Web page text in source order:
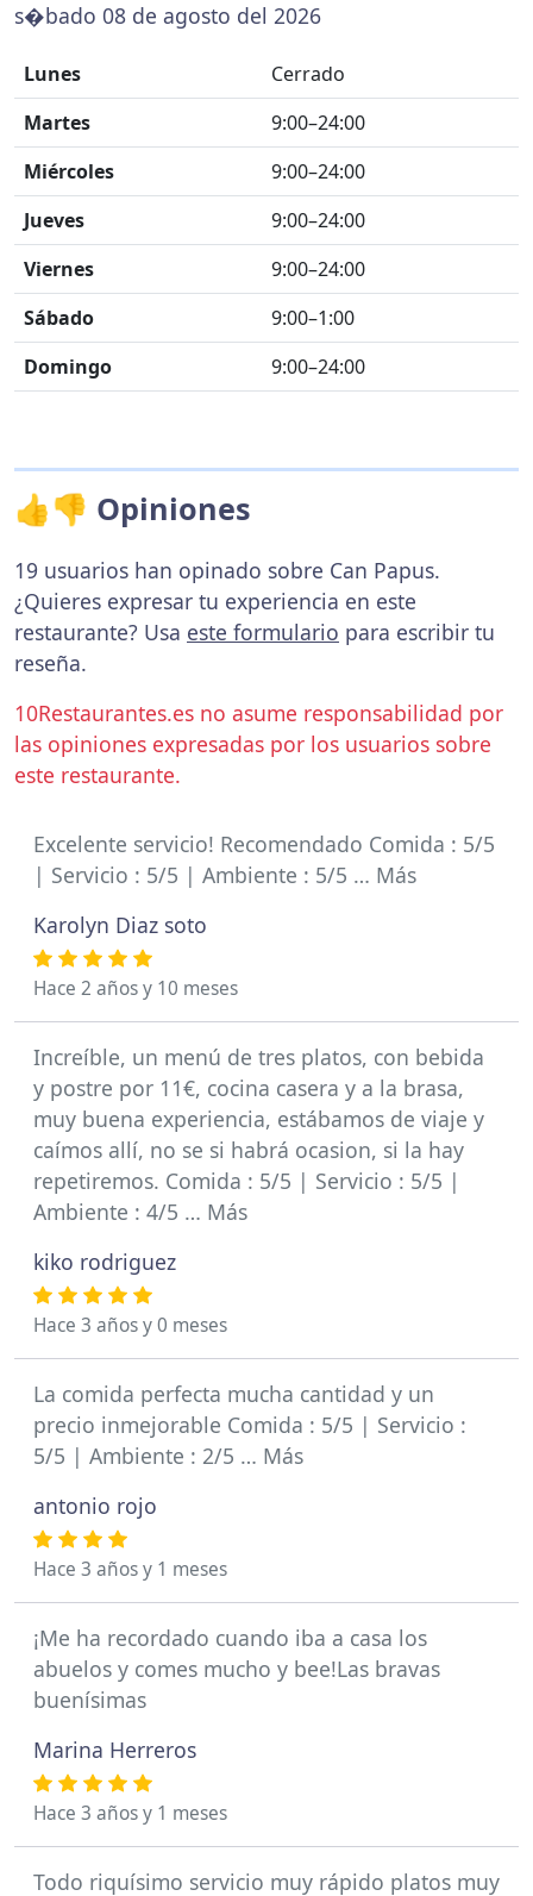
s�bado 08 de agosto del 2026
Lunes
Cerrado
Martes
9:00–24:00
Miércoles
9:00–24:00
Jueves
9:00–24:00
Viernes
9:00–24:00
Sábado
9:00–1:00
Domingo
9:00–24:00
👍👎 Opiniones
19 usuarios han opinado sobre Can Papus.
¿Quieres expresar tu experiencia en este
restaurante? Usa este formulario para escribir tu
reseña.
10Restaurantes.es no asume responsabilidad por
las opiniones expresadas por los usuarios sobre
este restaurante.
Excelente servicio! Recomendado Comida : 5/5
| Servicio : 5/5 | Ambiente : 5/5 … Más
Karolyn Diaz soto
Hace 2 años y 10 meses
Increíble, un menú de tres platos, con bebida
y postre por 11€, cocina casera y a la brasa,
muy buena experiencia, estábamos de viaje y
caímos allí, no se si habrá ocasion, si la hay
repetiremos. Comida : 5/5 | Servicio : 5/5 |
Ambiente : 4/5 … Más
kiko rodriguez
Hace 3 años y 0 meses
La comida perfecta mucha cantidad y un
precio inmejorable Comida : 5/5 | Servicio :
5/5 | Ambiente : 2/5 … Más
antonio rojo
Hace 3 años y 1 meses
¡Me ha recordado cuando iba a casa los
abuelos y comes mucho y bee!Las bravas
buenísimas
Marina Herreros
Hace 3 años y 1 meses
Todo riquísimo servicio muy rápido platos muy